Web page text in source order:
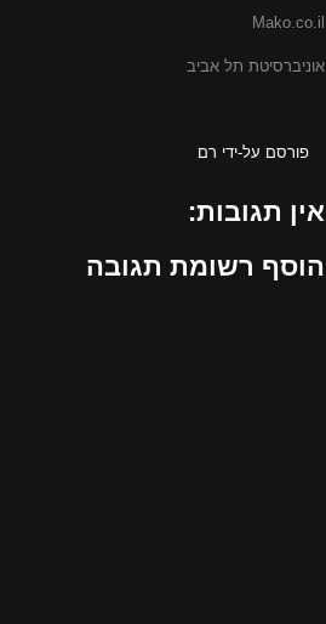
Mako.co.il
אוניברסיטת תל אביב
פורסם על-ידי רם
אין תגובות:
הוסף רשומת תגובה